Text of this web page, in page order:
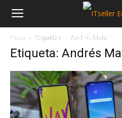
NOTICIAS MAYORISTAS
Inicio Etiquetas Andrés Mata
Etiqueta: Andrés